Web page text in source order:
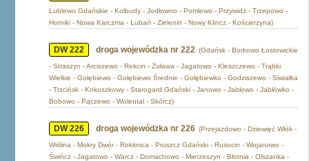
Lublewo Gdańskie - Kolbudy - Jodłowno - Pomlewo - Przywidz - Trzepowo -
Horniki - Nowa Karczma - Lubań - Zielenin - Nowy Klincz - Kościerzyna)
DW 222 droga wojewódzka nr 222 (Gdańsk - Borkowo Łostowickie
- Straszyn - Arciszewo - Rekcin - Żuława - Jagatowo - Kleszczewo - Trąbki
Wielkie - Gołębiewo - Gołębiewo Średnie - Gołębiewko - Godziszewo - Siwiałka
- Trzcińsk - Kokoszkowy - Starogard Gdański - Janowo - Jabłowo - Jabłówko -
Bobowo - Pączewo - Wolental - Skórcz)
DW 226 droga wojewódzka nr 226 (Przejazdowo - Dziewięć Włók -
Wiślina - Mokry Dwór - Rokitnica - Pruszcz Gdański - Rusocin - Wojanowo -
Świńcz - Jagatowo - Warcz - Domachowo - Mierzeszyn - Błotnia - Olszanka -